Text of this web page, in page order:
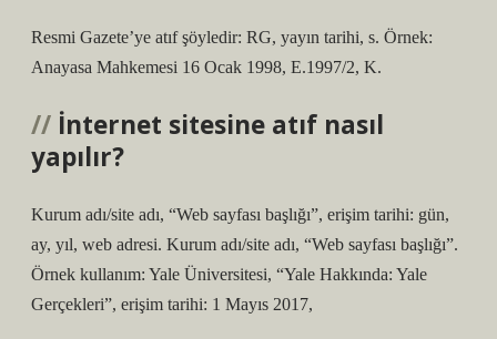
Resmi Gazete’ye atıf şöyledir: RG, yayın tarihi, s. Örnek:
Anayasa Mahkemesi 16 Ocak 1998, E.1997/2, K.
İnternet sitesine atıf nasıl
yapılır?
Kurum adı/site adı, “Web sayfası başlığı”, erişim tarihi: gün,
ay, yıl, web adresi. Kurum adı/site adı, “Web sayfası başlığı”.
Örnek kullanım: Yale Üniversitesi, “Yale Hakkında: Yale
Gerçekleri”, erişim tarihi: 1 Mayıs 2017,